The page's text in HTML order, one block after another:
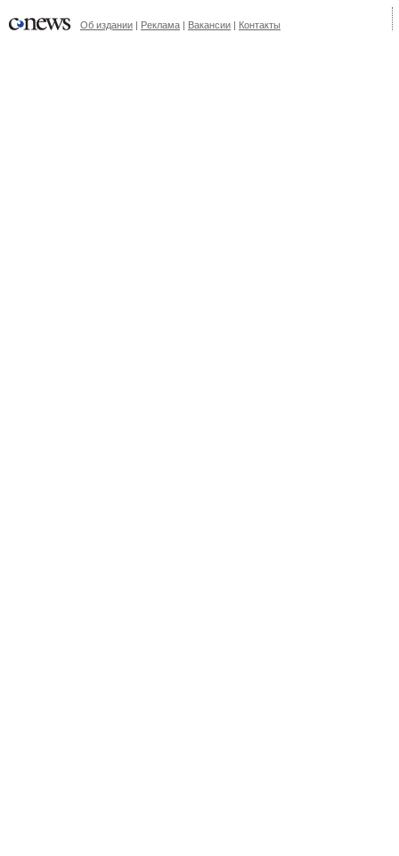
Об издании | Реклама | Вакансии | Контакты